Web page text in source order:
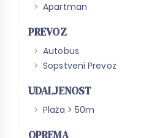
Apartman
PREVOZ
Autobus
Sopstveni Prevoz
UDALJENOST
Plaža > 50m
OPREMA